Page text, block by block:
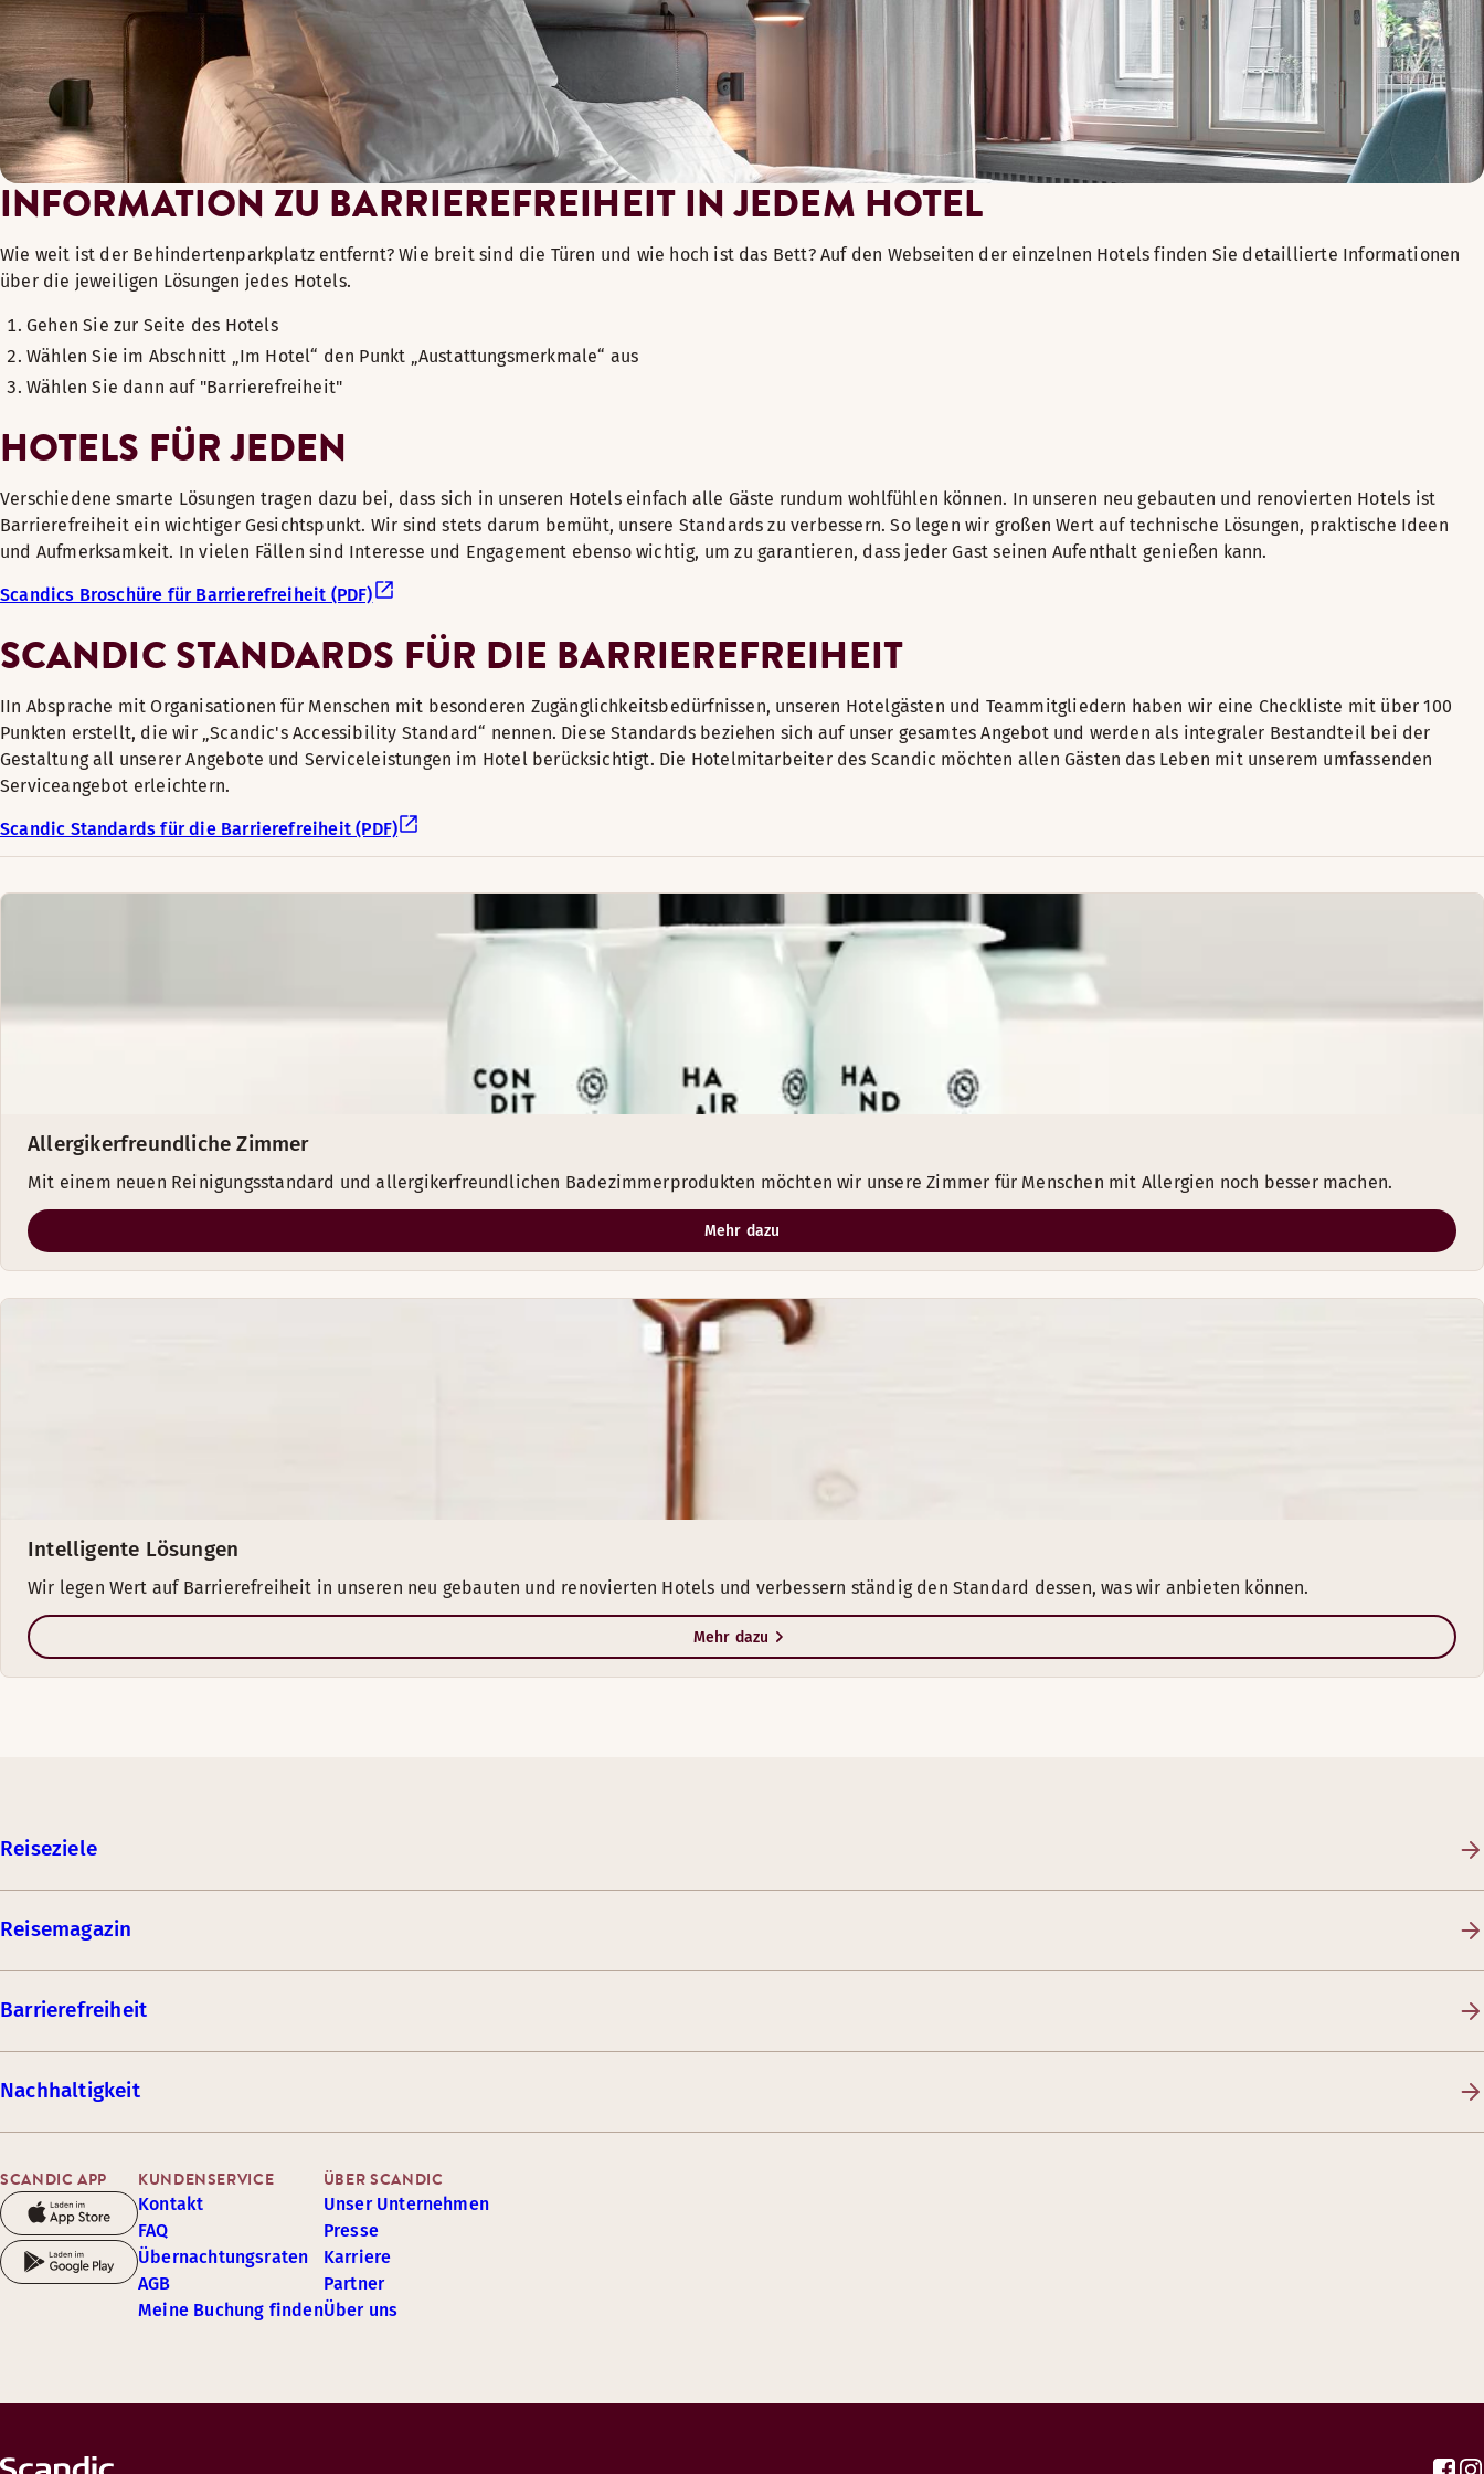
INFORMATION ZU BARRIEREFREIHEIT IN JEDEM HOTEL
Wie weit ist der Behindertenparkplatz entfernt? Wie breit sind die Türen und wie hoch ist das Bett? Auf den Webseiten der einzelnen Hotels finden Sie detaillierte Informationen
über die jeweiligen Lösungen jedes Hotels.
Gehen Sie zur Seite des Hotels
Wählen Sie im Abschnitt „Im Hotel“ den Punkt „Austattungsmerkmale“ aus
Wählen Sie dann auf "Barrierefreiheit"
HOTELS FÜR JEDEN
Verschiedene smarte Lösungen tragen dazu bei, dass sich in unseren Hotels einfach alle Gäste rundum wohlfühlen können. In unseren neu gebauten und renovierten Hotels ist
Barrierefreiheit ein wichtiger Gesichtspunkt. Wir sind stets darum bemüht, unsere Standards zu verbessern. So legen wir großen Wert auf technische Lösungen, praktische Ideen
und Aufmerksamkeit. In vielen Fällen sind Interesse und Engagement ebenso wichtig, um zu garantieren, dass jeder Gast seinen Aufenthalt genießen kann.
Scandics Broschüre für Barrierefreiheit (PDF)
SCANDIC STANDARDS FÜR DIE BARRIEREFREIHEIT
IIn Absprache mit Organisationen für Menschen mit besonderen Zugänglichkeitsbedürfnissen, unseren Hotelgästen und Teammitgliedern haben wir eine Checkliste mit über 100
Punkten erstellt, die wir „Scandic's Accessibility Standard“ nennen. Diese Standards beziehen sich auf unser gesamtes Angebot und werden als integraler Bestandteil bei der
Gestaltung all unserer Angebote und Serviceleistungen im Hotel berücksichtigt. Die Hotelmitarbeiter des Scandic möchten allen Gästen das Leben mit unserem umfassenden
Serviceangebot erleichtern.
Scandic Standards für die Barrierefreiheit (PDF)
Allergikerfreundliche Zimmer
Mit einem neuen Reinigungsstandard und allergikerfreundlichen Badezimmerprodukten möchten wir unsere Zimmer für Menschen mit Allergien noch besser machen.
Mehr dazu
Intelligente Lösungen
Wir legen Wert auf Barrierefreiheit in unseren neu gebauten und renovierten Hotels und verbessern ständig den Standard dessen, was wir anbieten können.
Mehr dazu
Gluten- and lactose-free bread available upon request
Meeting rooms without carpets
...IF YOU HAVE IMPAIRED SIGHT
Guide dogs are always welcome free of charge at our hotels.
Braille hotel factsheets are available at the reception desk at our Swedish hotels
Reiseziele
Reisemagazin
Barrierefreiheit
Nachhaltigkeit
SCANDIC APP KUNDENSERVICE
Kontakt
FAQ
Übernachtungsraten
AGB
Meine Buchung finden
ÜBER SCANDIC
Unser Unternehmen
Presse
Karriere
Partner
Über uns